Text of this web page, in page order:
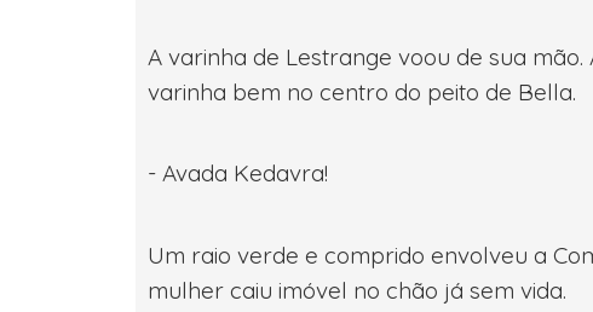
A varinha de Lestrange voou de sua
varinha bem no centro do peito de Bella.
- Avada Kedavra!
Um raio verde e comprido envolveu a
mulher caiu imóvel no chão já sem vida.